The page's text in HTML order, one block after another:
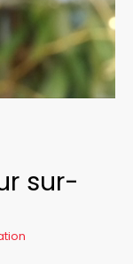
sur-